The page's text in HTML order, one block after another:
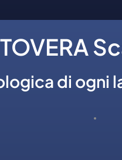
di ogni